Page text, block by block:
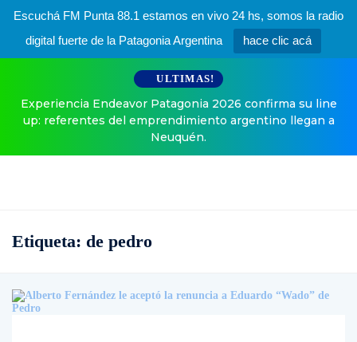
Escuchá FM Punta 88.1 estamos en vivo 24 hs, somos la radio
digital fuerte de la Patagonia Argentina
hace clic acá
ULTIMAS!
Experiencia Endeavor Patagonia 2026 confirma su line
up: referentes del emprendimiento argentino llegan a
Neuquén.
Etiqueta: de pedro